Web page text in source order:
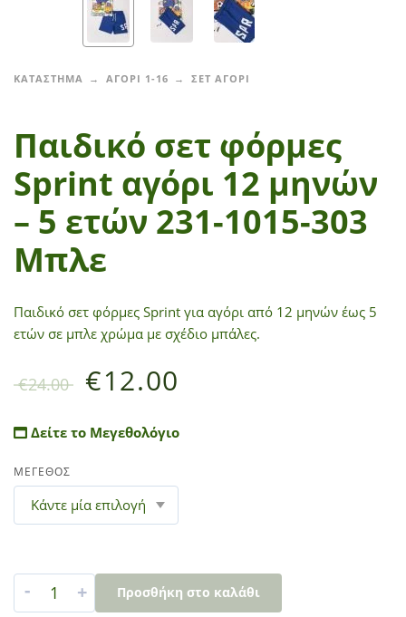
ΚΑΤΑΣΤΗΜΑ ΑΓΟΡΙ 1-16 ΣΕΤ ΑΓΟΡΙ
Παιδικό σετ φόρμες
Sprint αγόρι 12 μηνών
– 5 ετών 231-1015-303
Μπλε
Παιδικό σετ φόρμες Sprint για αγόρι από 12 μηνών έως 5
ετών σε μπλε χρώμα με σχέδιο μπάλες.
€24.00 €12.00
Δείτε το Μεγεθολόγιο
ΜΕΓΕΘΟΣ
- + Προσθήκη στο καλάθι